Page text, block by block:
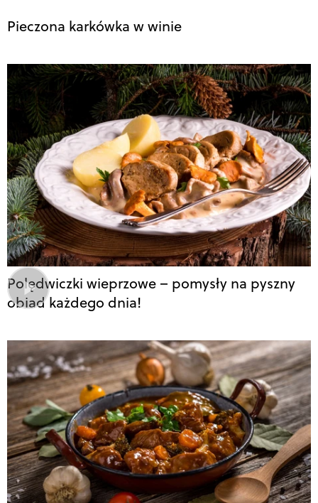
Pieczona karkówka w winie
Polędwiczki wieprzowe – pomysły na pyszny
obiad każdego dnia!